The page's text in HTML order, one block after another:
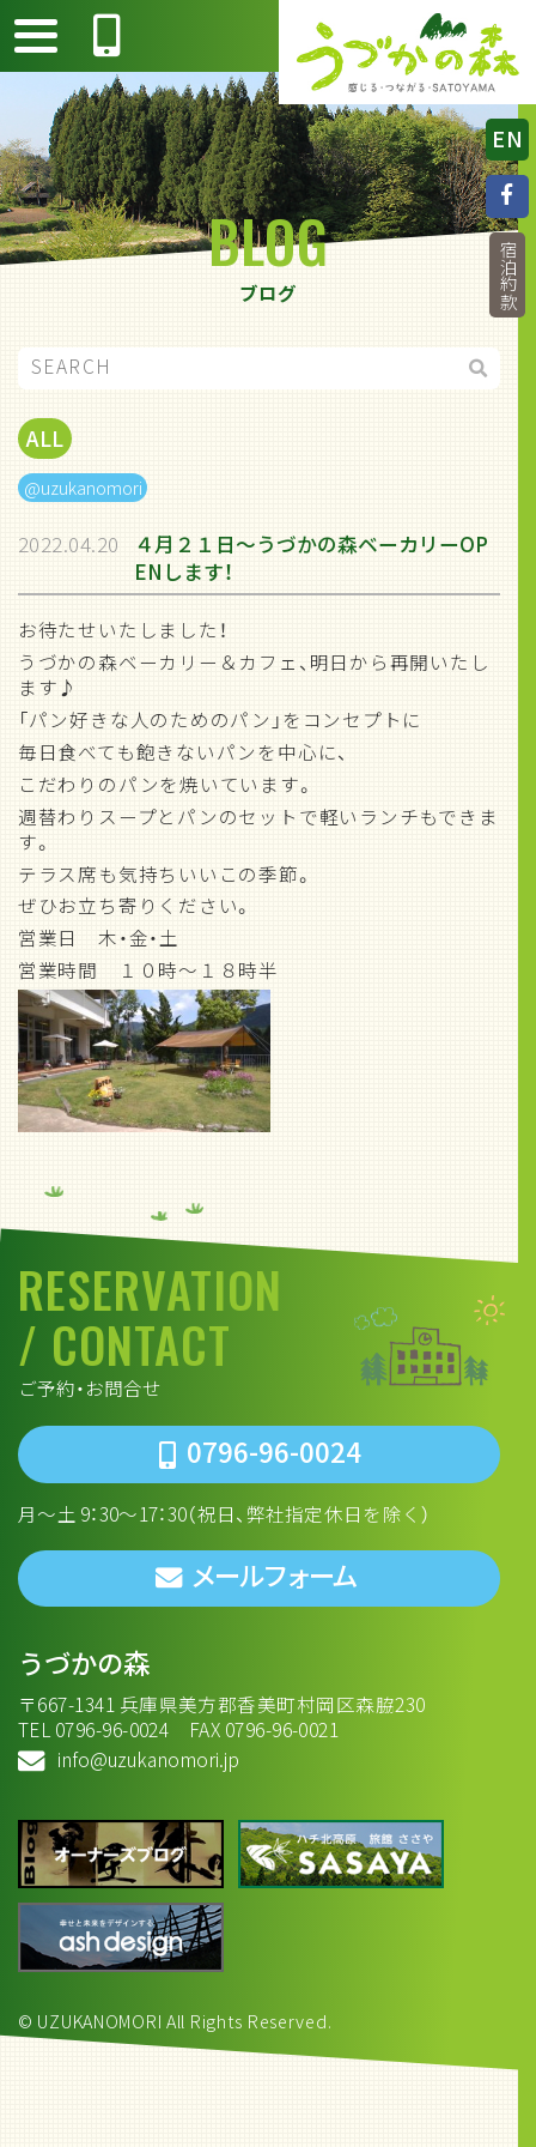
EN
宿泊約款
ブログ
BLOG
ALL
@uzukanomori
2022.04.20
４月２１日～うづかの森ベーカリーOP
ENします！
お待たせいたしました！
うづかの森ベーカリー＆カフェ、明日から再開いたし
ます♪
「パン好きな人のためのパン」をコンセプトに
毎日食べても飽きないパンを中心に、
こだわりのパンを焼いています。
週替わりスープとパンのセットで軽いランチもできま
す。
テラス席も気持ちいいこの季節。
ぜひお立ち寄りください。
営業日 木・金・土
営業時間 １０時～１８時半
RESERVATION
/ CONTACT
ご予約・お問合せ
0796-96-0024
月～土 9：30～17：30（祝日、弊社指定休日を除く）
メールフォーム
うづかの森
〒667-1341 兵庫県美方郡香美町村岡区森脇230
TEL 0796-96-0024 FAX 0796-96-0021
info@uzukanomori.jp
© UZUKANOMORI All Rights Reserved.